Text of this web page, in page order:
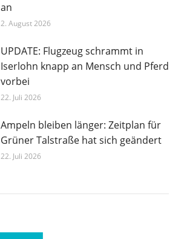
an
2. August 2026
UPDATE: Flugzeug schrammt in
Iserlohn knapp an Mensch und Pferd
vorbei
22. Juli 2026
Ampeln bleiben länger: Zeitplan für
Grüner Talstraße hat sich geändert
22. Juli 2026